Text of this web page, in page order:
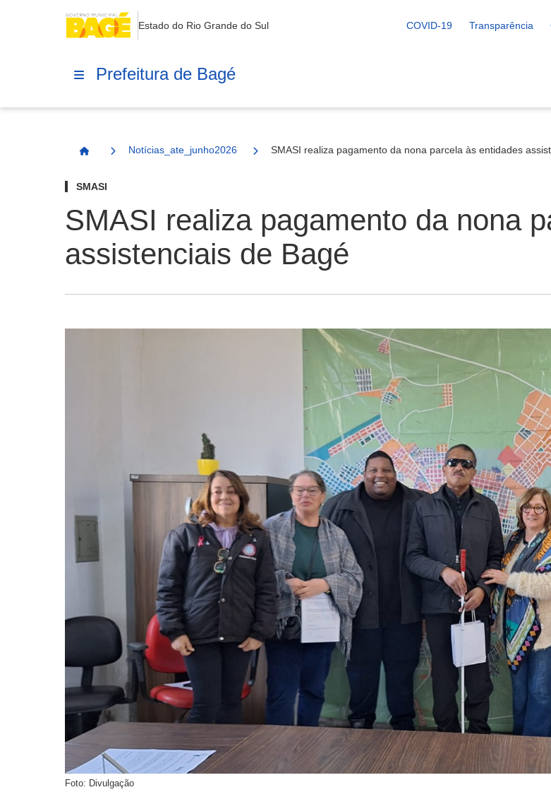
Estado do Rio Grande do Sul COVID-19 Transparência
Prefeitura de Bagé
Página Inicial
Notícias_ate_junho2026 SMASI realiza pagamento da nona parcela às entidades
SMASI
SMASI realiza pagamento da nona
assistenciais de Bagé
Foto: Divulgação